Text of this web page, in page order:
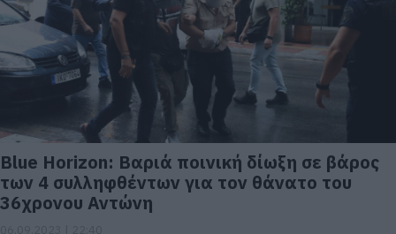
Blue Horizon: Βαριά ποινική δίωξη σε βάρος
των 4 συλληφθέντων για τον θάνατο του
36χρονου Αντώνη